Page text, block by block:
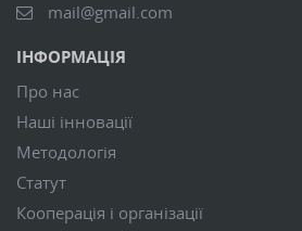
mail@gmail.com
ІНФОРМАЦІЯ
Про нас
Наші інновації
Методологія
Статут
Кооперація і організації